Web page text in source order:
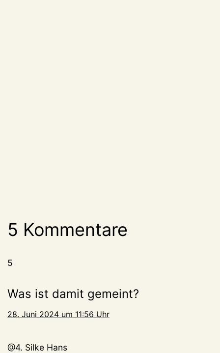
5 Kommentare
5
Was ist damit gemeint?
28. Juni 2024 um 11:56 Uhr
@4. Silke Hans